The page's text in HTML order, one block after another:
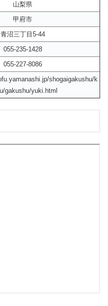
山梨県
甲府市
青沼三丁目5-44
055-235-1428
055-227-8086
shogaigakushu/k
gakushu/yuki.html